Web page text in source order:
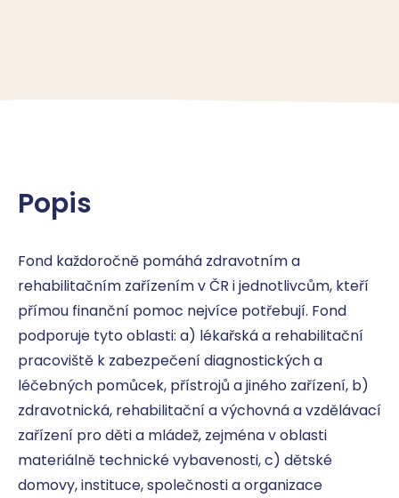
Popis
Fond každoročně pomáhá zdravotním a
rehabilitačním zařízením v ČR i jednotlivcům, kteří
přímou finanční pomoc nejvíce potřebují. Fond
podporuje tyto oblasti: a) lékařská a rehabilitační
pracoviště k zabezpečení diagnostických a
léčebných pomůcek, přístrojů a jiného zařízení, b)
zdravotnická, rehabilitační a výchovná a vzdělávací
zařízení pro děti a mládež, zejména v oblasti
materiálně technické vybavenosti, c) dětské
domovy, instituce, společnosti a organizace